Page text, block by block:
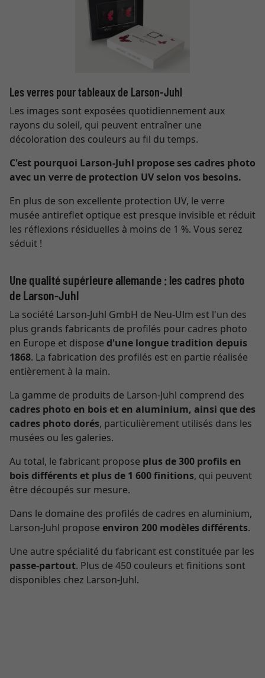
Les verres pour tableaux de Larson-Juhl
Les images sont exposées quotidiennement aux
rayons du soleil, qui peuvent entraîner une
décoloration des couleurs au fil du temps.
C'est pourquoi Larson-Juhl propose ses cadres photo
avec un verre de protection UV selon vos besoins.
En plus de son excellente protection UV, le verre
musée antireflet optique est presque invisible et réduit
les réflexions résiduelles à moins de 1 %. Vous serez
séduit !
Une qualité supérieure allemande : les cadres photo
de Larson-Juhl
La société Larson-Juhl GmbH de Neu-Ulm est l'un des
plus grands fabricants de profilés pour cadres photo
en Europe et dispose d'une longue tradition depuis
1868. La fabrication des profilés est en partie réalisée
entièrement à la main.
La gamme de produits de Larson-Juhl comprend des
cadres photo en bois et en aluminium, ainsi que des
cadres photo dorés, particulièrement utilisés dans les
musées ou les galeries.
Au total, le fabricant propose plus de 300 profils en
bois différents et plus de 1 600 finitions, qui peuvent
être découpés sur mesure.
Dans le domaine des profilés de cadres en aluminium,
Larson-Juhl propose environ 200 modèles différents.
Une autre spécialité du fabricant est constituée par les
passe-partout. Plus de 450 couleurs et finitions sont
disponibles chez Larson-Juhl.